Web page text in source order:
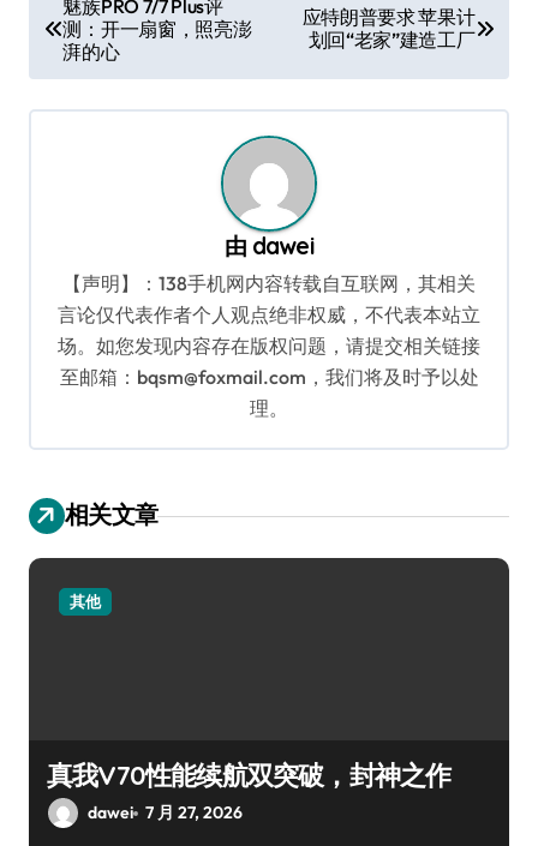
章
导
航
魅族PRO 7/7 Plus评
测：开一扇窗，照亮澎
湃的心
应特朗普要求 苹果计
划回“老家”建造工厂
由 dawei
【声明】：138手机网内容转载自互联网，其相关
言论仅代表作者个人观点绝非权威，不代表本站立
场。如您发现内容存在版权问题，请提交相关链接
至邮箱：bqsm@foxmail.com，我们将及时予以处
理。
相关文章
其他
真我V70性能续航双突破，封神之作
dawei 7 月 27, 2026